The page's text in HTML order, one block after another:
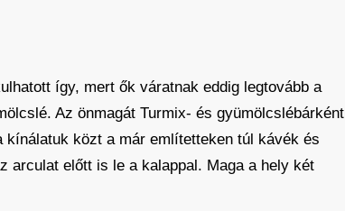
így, mert ők váratnak eddig legtovább a
Az önmagát Turmix- és gyümölcslébárként
közt a már említetteken túl kávék és
arculat előtt is le a kalappal. Maga a hely két